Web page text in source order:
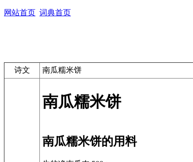
网站首页 词典首页
诗文 南瓜糯米饼
南瓜糯米饼
南瓜糯米饼的用料